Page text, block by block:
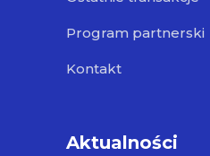
Program partnerski
Kontakt
Aktualności